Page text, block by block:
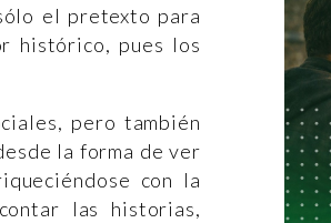
el pretexto para
histórico, pues los
pero también
la forma de ver
con la
las historias,